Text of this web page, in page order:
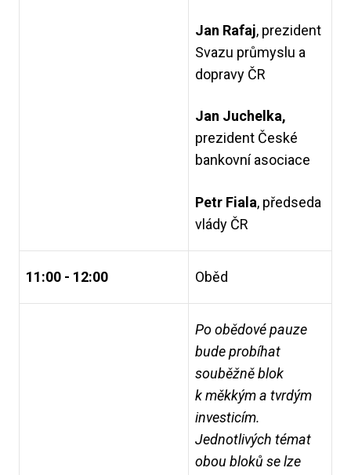
Jan Rafaj, prezident
Svazu průmyslu a
dopravy ČR
Jan Juchelka,
prezident České
bankovní asociace
Petr Fiala, předseda
vlády ČR
11:00 - 12:00 Oběd
Po obědové pauze
bude probíhat
souběžně blok
k měkkým a tvrdým
investicím.
Jednotlivých témat
obou bloků se lze